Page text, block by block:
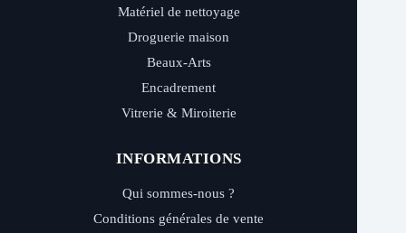
Matériel de nettoyage
Droguerie maison
Beaux-Arts
Encadrement
Vitrerie & Miroiterie
INFORMATIONS
Qui sommes-nous ?
Conditions générales de vente